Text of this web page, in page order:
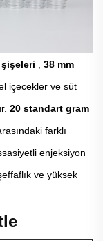
şişeleri , 38 mm
içecekler ve süt
20 standart gram
farklı
enjeksiyon
ve yüksek